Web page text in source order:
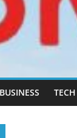
BUSINESS TECH